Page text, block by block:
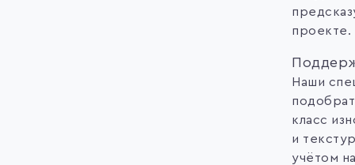
проекте.
Наши
класс
и
учётом